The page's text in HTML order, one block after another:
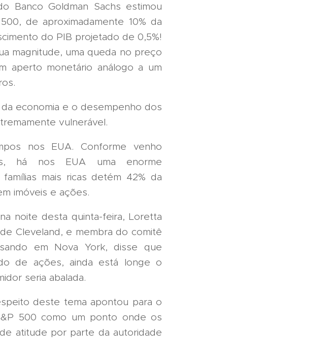
Banco Goldman Sachs estimou
de aproximadamente 10% da
do PIB projetado de 0,5%!
magnitude, uma queda no preço
aperto monetário análogo a um
economia e o desempenho dos
vulnerável.
nos EUA. Conforme venho
há nos EUA uma enorme
mais ricas detém 42% da
imóveis e ações.
noite desta quinta-feira, Loretta
Cleveland, e membra do comitê
em Nova York, disse que
de ações, ainda está longe o
seria abalada.
deste tema apontou para o
500 como um ponto onde os
atitude por parte da autoridade